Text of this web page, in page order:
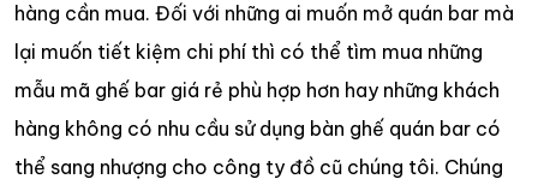
hàng cần mua. Đối với những ai muốn mở quán bar mà
lại muốn tiết kiệm chi phí thì có thể tìm mua những
mẫu mã ghế bar giá rẻ phù hợp hơn hay những khách
hàng không có nhu cầu sử dụng bàn ghế quán bar có
thể sang nhượng cho công ty đồ cũ chúng tôi. Chúng